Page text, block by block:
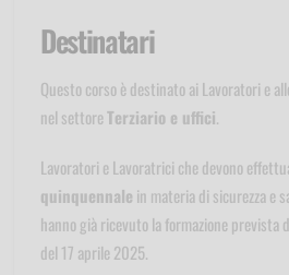
Destinatari
Questo corso è destinato ai Lavoratori e
nel settoreTerziario e uffici.
Lavoratori e Lavoratrici che devono
quinquennale in materia di sicurezza e
hanno già ricevuto la formazione prevista
del 17 aprile 2025.